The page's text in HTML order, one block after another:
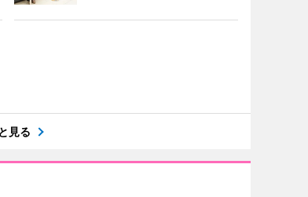
見る